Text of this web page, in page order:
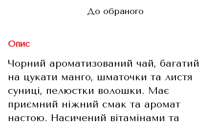
До обраного
Опис
Чорний ароматизований чай, багатий
на цукати манго, шматочки та листя
суниці, пелюстки волошки. Має
приємний ніжний смак та аромат
настою. Насичений вітамінами та